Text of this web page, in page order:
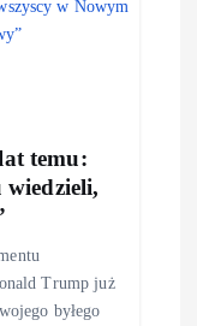
temu:
wiedzieli,
Trump już
byłego